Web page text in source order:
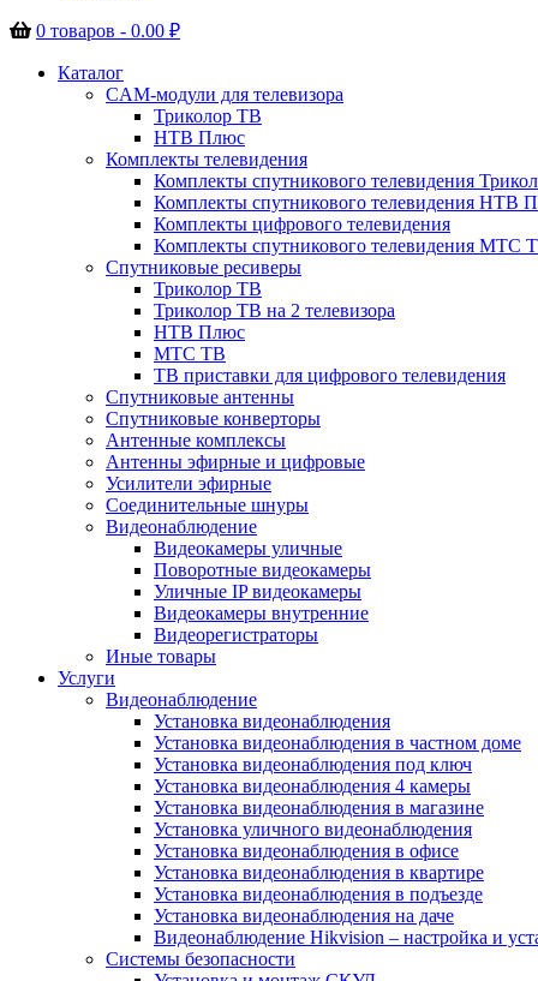
0 товаров - 0.00 ₽
Каталог
CAM-модули для телевизора
Триколор ТВ
НТВ Плюс
Комплекты телевидения
Комплекты спутникового телевидения
Комплекты спутникового телевидения НТВ
Комплекты цифрового телевидения
Комплекты спутникового телевидения МТС
Спутниковые ресиверы
Триколор ТВ
Триколор ТВ на 2 телевизора
НТВ Плюс
МТС ТВ
ТВ приставки для цифрового телевидения
Спутниковые антенны
Спутниковые конверторы
Антенные комплексы
Антенны эфирные и цифровые
Усилители эфирные
Соединительные шнуры
Видеонаблюдение
Видеокамеры уличные
Поворотные видеокамеры
Уличные IP видеокамеры
Видеокамеры внутренние
Видеорегистраторы
Иные товары
Услуги
Видеонаблюдение
Установка видеонаблюдения
Установка видеонаблюдения в частном доме
Установка видеонаблюдения под ключ
Установка видеонаблюдения 4 камеры
Установка видеонаблюдения в магазине
Установка уличного видеонаблюдения
Установка видеонаблюдения в офисе
Установка видеонаблюдения в квартире
Установка видеонаблюдения в подъезде
Установка видеонаблюдения на даче
Видеонаблюдение Hikvision – настройка и
Системы безопасности